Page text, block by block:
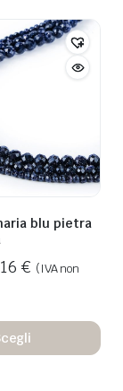
blu pietra
€ (IVA non